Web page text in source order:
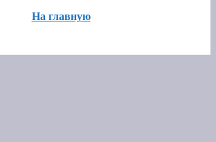
На главную